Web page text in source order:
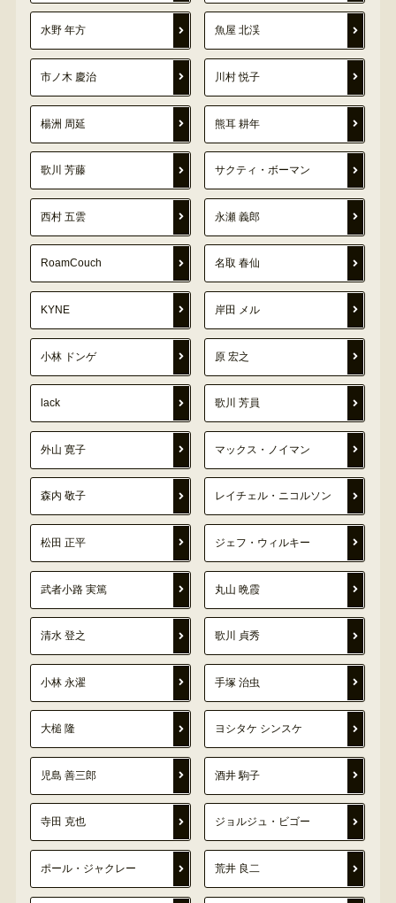
水野 年方 魚屋 北渓
市ノ木 慶治 川村 悦子
楊洲 周延 熊耳 耕年
歌川 芳藤 サクティ・ボーマン
西村 五雲 永瀬 義郎
RoamCouch 名取 春仙
KYNE 岸田 メル
小林 ドンゲ 原 宏之
lack 歌川 芳員
外山 寛子 マックス・ノイマン
森内 敬子 レイチェル・ニコルソン
松田 正平 ジェフ・ウィルキー
武者小路 実篤 丸山 晩霞
清水 登之 歌川 貞秀
小林 永濯 手塚 治虫
大槌 隆 ヨシタケ シンスケ
児島 善三郎 酒井 駒子
寺田 克也 ジョルジュ・ビゴー
ポール・ジャクレー 荒井 良二